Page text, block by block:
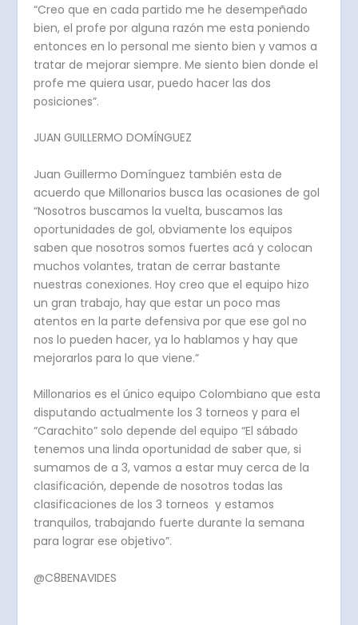
“Creo que en cada partido me he desempeñado
bien, el profe por alguna razón me esta poniendo
entonces en lo personal me siento bien y vamos a
tratar de mejorar siempre. Me siento bien donde el
profe me quiera usar, puedo hacer las dos
posiciones”.
JUAN GUILLERMO DOMÍNGUEZ
Juan Guillermo Domínguez también esta de
acuerdo que Millonarios busca las ocasiones de gol
“Nosotros buscamos la vuelta, buscamos las
oportunidades de gol, obviamente los equipos
saben que nosotros somos fuertes acá y colocan
muchos volantes, tratan de cerrar bastante
nuestras conexiones. Hoy creo que el equipo hizo
un gran trabajo, hay que estar un poco mas
atentos en la parte defensiva por que ese gol no
nos lo pueden hacer, ya lo hablamos y hay que
mejorarlos para lo que viene.”
Millonarios es el único equipo Colombiano que esta
disputando actualmente los 3 torneos y para el
“Carachito” solo depende del equipo “El sábado
tenemos una linda oportunidad de saber que, si
sumamos de a 3, vamos a estar muy cerca de la
clasificación, depende de nosotros todas las
clasificaciones de los 3 torneos y estamos
tranquilos, trabajando fuerte durante la semana
para lograr ese objetivo”.
@C8BENAVIDES